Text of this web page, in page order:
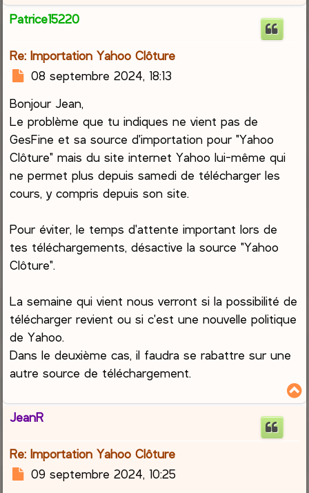
Patrice15220
Re: Importation Yahoo Clôture
M
s
s
a
g
e
08 septembre 2024, 18:13
Bonjour Jean,
Le problème que tu indiques ne vient pas de
GesFine et sa source d'importation pour "Yahoo
Clôture" mais du site internet Yahoo lui-même qui
ne permet plus depuis samedi de télécharger les
cours, y compris depuis son site.
Pour éviter, le temps d'attente important lors de
tes téléchargements, désactive la source "Yahoo
Clôture".
La semaine qui vient nous verront si la possibilité de
télécharger revient ou si c'est une nouvelle politique
de Yahoo.
Dans le deuxième cas, il faudra se rabattre sur une
autre source de téléchargement.
JeanR
Re: Importation Yahoo Clôture
M
09 septembre 2024, 10:25